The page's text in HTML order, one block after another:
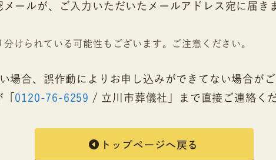
ールが、ご入力いただいたメールアドレス宛に届き
けられている可能性もございます。ご注意ください。
場合、誤作動によりお申し込みができてない場合がご
0120-76-6259 / 立川市葬儀社」まで直接ご連絡く
トップページへ戻る